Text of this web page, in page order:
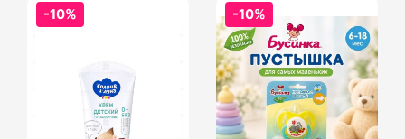
-10% -10%